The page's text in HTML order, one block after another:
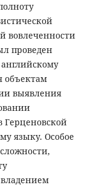
вовлеченности
проведен
объектам
выявления
Герценовской
языку. Особое
владением